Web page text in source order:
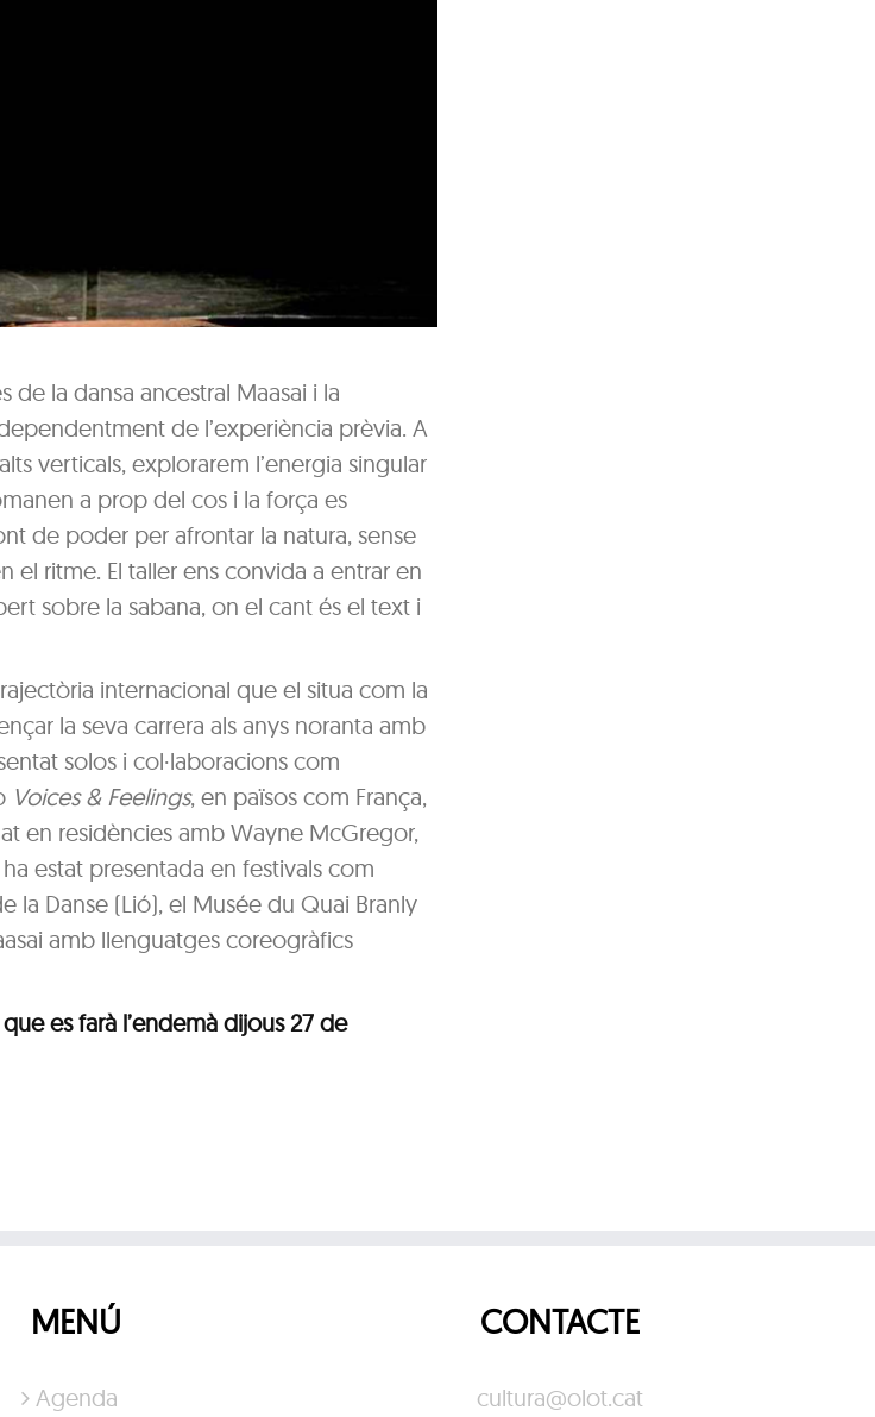
la dansa ancestral Maasai i la
de l’experiència prèvia. A
verticals, explorarem l’energia singular
a prop del cos i la força es
de poder per afrontar la natura, sense
el ritme. El taller ens convida a entrar en
sobre la sabana, on el cant és el text i
internacional que el situa com la
la seva carrera als anys noranta amb
solos i col·laboracions com
Voices & Feelings, en països com França,
en residències amb Wayne McGregor,
estat presentada en festivals com
la Danse (Lió), el Musée du Quai Branly
amb llenguatges coreogràfics
que es farà l’endemà dijous 27 de
MENÚ
Agenda
CONTACTE
cultura@olot.cat